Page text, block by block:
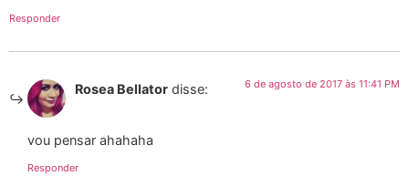
Responder
Rosea Bellator disse: 6 de agosto de 2017 às 11:41 PM
vou pensar ahahaha
Responder